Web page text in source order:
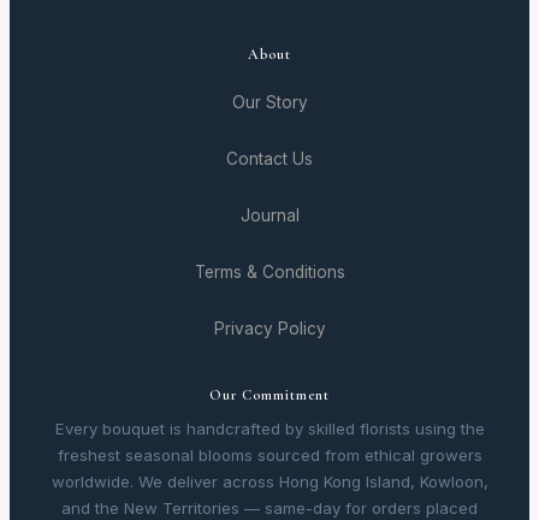
About
Our Story
Contact Us
Journal
Terms & Conditions
Privacy Policy
Our Commitment
Every bouquet is handcrafted by skilled florists using the
freshest seasonal blooms sourced from ethical growers
worldwide. We deliver across Hong Kong Island, Kowloon,
and the New Territories — same-day for orders placed